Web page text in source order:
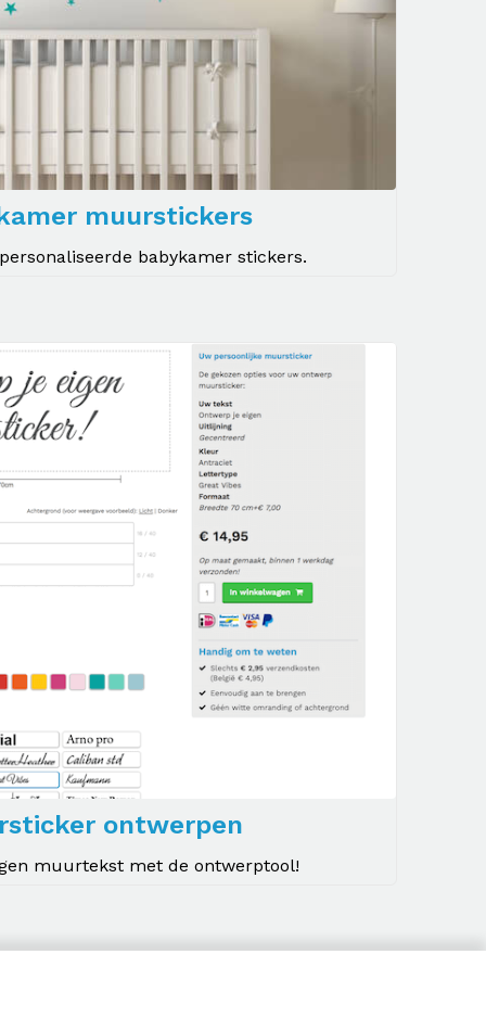
muurstickers
babykamer stickers.
ontwerpen
muurtekst met de ontwerptool!